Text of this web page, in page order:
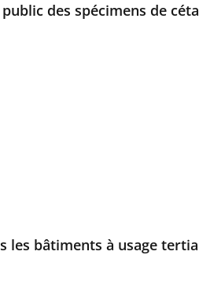
des spécimens de
les bâtiments à usage